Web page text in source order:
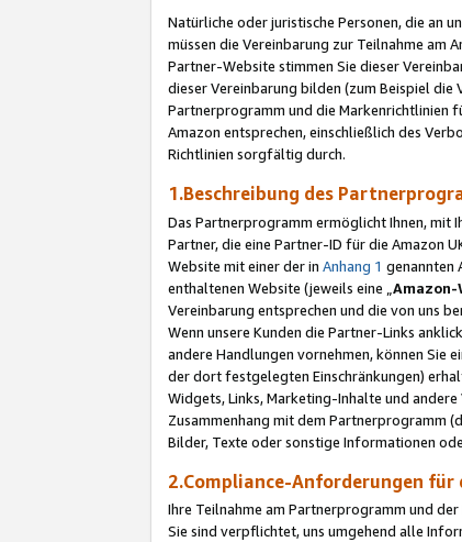
Natürliche oder juristische Personen, die an
müssen die Vereinbarung zur Teilnahme am
Partner-Website stimmen Sie dieser
dieser Vereinbarung bilden (zum Beispiel
Partnerprogramm und die Markenrichtlinien
Amazon entsprechen, einschließlich des
Richtlinien sorgfältig durch.
1.Beschreibung des
Das Partnerprogramm ermöglicht Ihnen, mit
Partner, die eine Partner-ID für die Amazon
Website mit einer der in Anhang 1 genannten
enthaltenen Website (jeweils eine „ Amazon-
Vereinbarung entsprechen und die von uns
Wenn unsere Kunden die Partner-Links
andere Handlungen vornehmen, können Sie
der dort festgelegten Einschränkungen)
Widgets, Links, Marketing-Inhalte und
Zusammenhang mit dem Partnerprogramm
Bilder, Texte oder sonstige Informationen
2.Compliance-Anforderungen
Ihre Teilnahme am Partnerprogramm und
Sie sind verpflichtet, uns umgehend alle